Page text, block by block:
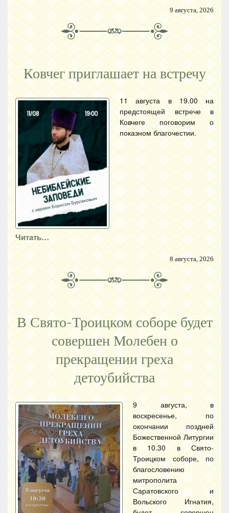
9 августа, 2026
Ковчег приглашает на встречу
11 августа в 19.00 на
предстоящей встрече в
Ковчеге поговорим о
показном благочестии.
Читать…
8 августа, 2026
В Свято-Троицком соборе будет
совершен Молебен о
прекращении греха
детоубийства
9 августа, в
воскресенье, по
окончании поздней
Божественной Литургии
в 10.30 в Свято-
Троицком соборе, по
благословению
митрополита
Саратовского и
Вольского Игнатия,